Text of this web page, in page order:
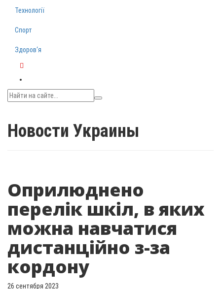
Технології
Спорт
Здоров‘я
Новости Украины
Оприлюднено
перелік шкіл, в яких
можна навчатися
дистанційно з-за
кордону
26 сентября 2023